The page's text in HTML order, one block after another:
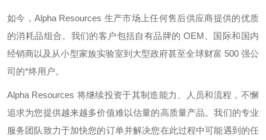
如今， Alpha Resources 生产市场上任何售后供应商提供的优质
的消耗品组合。我们的客户包括自有品牌的 OEM 、国际和国内
经销商以及从小型家族实验室到大型政府甚至全球财富 500 强公
司的*终用户。
Alpha Resources 将继续投资于其制造能力、人员和流程，不懈
追求为您提供越来越多价值难以估量的高质量产品。我们的专业
服务团队致力于加快您的订单并解决您在此过程中可能遇到的任